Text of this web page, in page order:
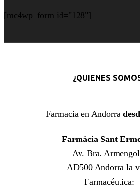
[mc4wp_form id="128"]
¿QUIENES
Farmacia en Andorra
Farmàcia Sant
Av. Bra.
AD500 Andorra la
Farmacéutica: